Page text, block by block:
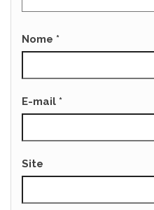
Nome *
E-mail *
Site